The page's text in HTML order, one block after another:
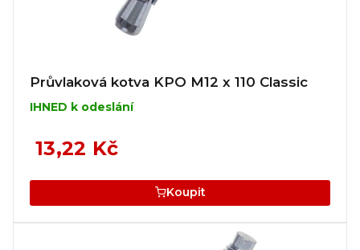
Průvlaková kotva KPO M12 x 110 Classic
IHNED k odeslání
13,22 Kč
Koupit